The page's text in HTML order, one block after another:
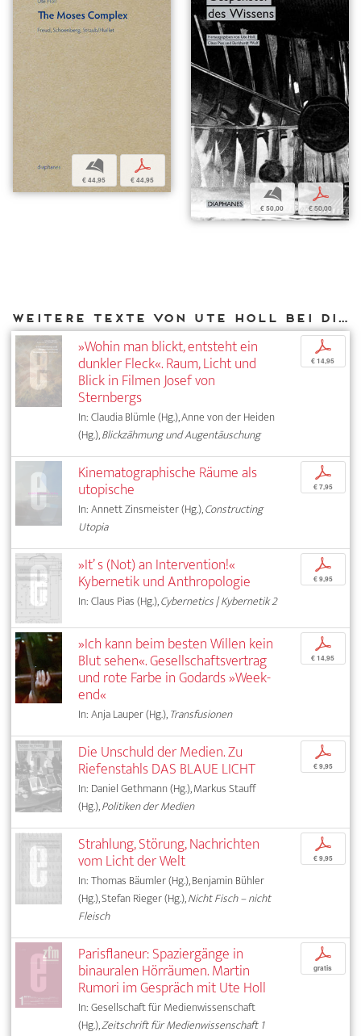
b
€ 44,95
p
€ 44,95
b
€ 50,00
p
€ 50,00
Weitere Texte von Ute Holl bei DIAPHANES
»Wohin man blickt, entsteht ein
dunkler Fleck«. Raum, Licht und
Blick in Filmen Josef von
Sternbergs
In: Claudia Blümle (Hg.), Anne von der Heiden
(Hg.),Blickzähmung und Augentäuschung
p
€ 14,95
Kinematographische Räume als
utopische
In: Annett Zinsmeister (Hg.),Constructing
Utopia
p
€ 7,95
»It’ s (Not) an Intervention!«
Kybernetik und Anthropologie
In: Claus Pias (Hg.),Cybernetics | Kybernetik 2
p
€ 9,95
»Ich kann beim besten Willen kein
Blut sehen«. Gesellschaftsvertrag
und rote Farbe in Godards »Week-
end«
In: Anja Lauper (Hg.),Transfusionen
p
€ 14,95
Die Unschuld der Medien. Zu
Riefenstahls DAS BLAUE LICHT
In: Daniel Gethmann (Hg.), Markus Stauff
(Hg.),Politiken der Medien
p
€ 9,95
Strahlung, Störung, Nachrichten
vom Licht der Welt
In: Thomas Bäumler (Hg.), Benjamin Bühler
(Hg.), Stefan Rieger (Hg.),Nicht Fisch – nicht
Fleisch
p
€ 9,95
Parisflaneur: Spaziergänge in
binauralen Hörräumen. Martin
Rumori im Gespräch mit Ute Holl
In: Gesellschaft für Medienwissenschaft
(Hg.),Zeitschrift für Medienwissenschaft 1
p
gratis